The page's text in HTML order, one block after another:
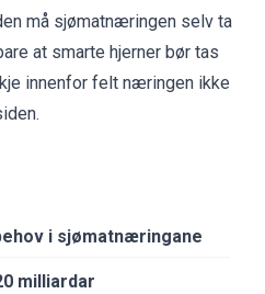
må sjømatnæringen selv ta
at smarte hjerner bør tas
innenfor felt næringen ikke
i sjømatnæringane
milliardar